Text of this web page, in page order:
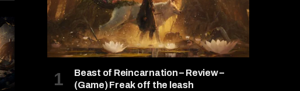
Beast of Reincarnation – Review –
(Game) Freak off the leash